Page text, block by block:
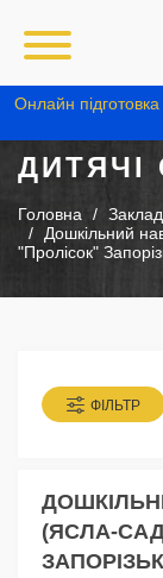
Онлайн
ДИТЯЧІ
Головна
Дошкільний
"Пролісок"
ФІЛЬТР
(ЯСЛА-